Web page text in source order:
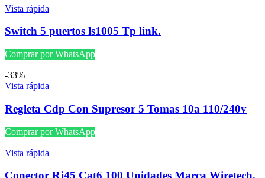
Vista rápida
Switch 5 puertos ls1005 Tp link.
Comprar por WhatsApp
-33%
Vista rápida
Regleta Cdp Con Supresor 5 Tomas 10a 110/240v
Comprar por WhatsApp
Vista rápida
Conector Rj45 Cat6 100 Unidades Marca Wiretech.